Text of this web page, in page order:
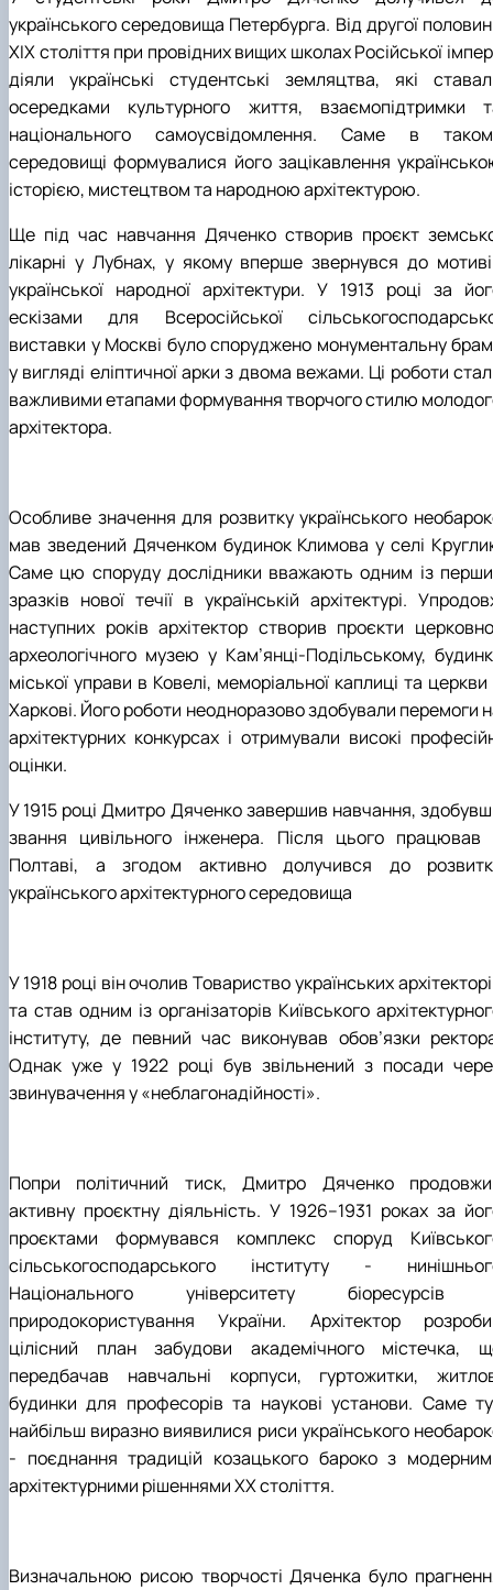
українського середовища Петербурга. Від другої
ХІХ століття при провідних вищих школах Російської
діяли українські студентські земляцтва, які
осередками культурного життя, взаємопідтримки
національного самоусвідомлення. Саме в
середовищі формувалися його зацікавлення
історією, мистецтвом та народною архітектурою.
Ще під час навчання Дяченко створив проєкт
лікарні у Лубнах, у якому вперше звернувся до
української народної архітектури. У 1913 році за
ескізами для Всеросійської
виставки у Москві було споруджено монументальну
у вигляді еліптичної арки з двома вежами. Ці роботи
важливими етапами формування творчого стилю
архітектора.
Особливе значення для розвитку українського
мав зведений Дяченком будинок Климова у селі
Саме цю споруду дослідники вважають одним із
зразків нової течії в українській архітектурі.
наступних років архітектор створив проєкти
археологічного музею у Кам’янці-Подільському,
міської управи в Ковелі, меморіальної каплиці та церкви
Харкові. Його роботи неодноразово здобували перемоги
архітектурних конкурсах і отримували високі
оцінки.
У 1915 році Дмитро Дяченко завершив навчання,
звання цивільного інженера. Після цього працював
Полтаві, а згодом активно долучився до
українського архітектурного середовища
У 1918 році він очолив Товариство українських
та став одним із організаторів Київського
інституту, де певний час виконував обов’язки
Однак уже у 1922 році був звільнений з посади
звинувачення у «неблагонадійності».
Попри політичний тиск, Дмитро Дяченко
активну проєктну діяльність. У 1926–1931 роках за
проєктами формувався комплекс споруд
сільськогосподарського інституту -
Національного університету біоресурсів
природокористування України. Архітектор
цілісний план забудови академічного містечка,
передбачав навчальні корпуси, гуртожитки,
будинки для професорів та наукові установи. Саме
найбільш виразно виявилися риси українського
- поєднання традицій козацького бароко з
архітектурними рішеннями ХХ століття.
Визначальною рисою творчості Дяченка було